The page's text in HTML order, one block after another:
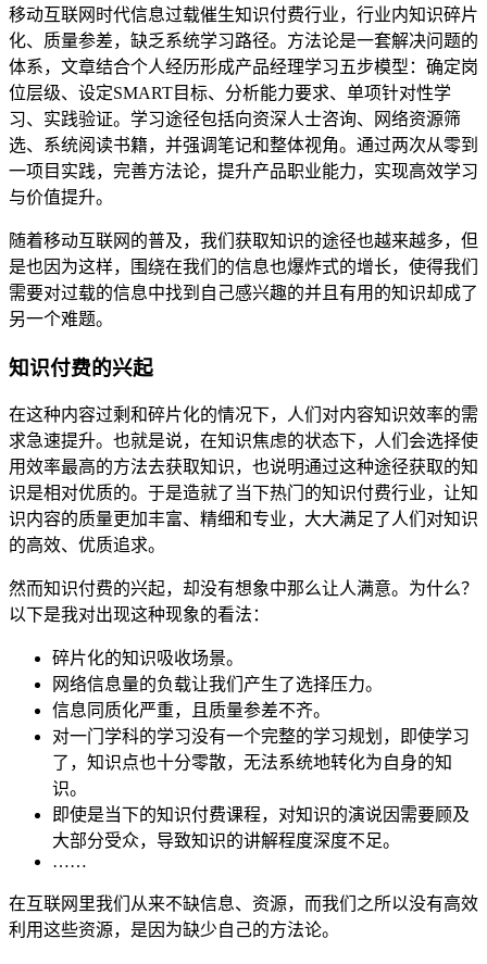
移动互联网时代信息过载催生知识付费行业，行业内知识碎片
化、质量参差，缺乏系统学习路径。方法论是一套解决问题的
体系，文章结合个人经历形成产品经理学习五步模型：确定岗
位层级、设定SMART目标、分析能力要求、单项针对性学
习、实践验证。学习途径包括向资深人士咨询、网络资源筛
选、系统阅读书籍，并强调笔记和整体视角。通过两次从零到
一项目实践，完善方法论，提升产品职业能力，实现高效学习
与价值提升。
随着移动互联网的普及，我们获取知识的途径也越来越多，但
是也因为这样，围绕在我们的信息也爆炸式的增长，使得我们
需要对过载的信息中找到自己感兴趣的并且有用的知识却成了
另一个难题。
知识付费的兴起
在这种内容过剩和碎片化的情况下，人们对内容知识效率的需
求急速提升。也就是说，在知识焦虑的状态下，人们会选择使
用效率最高的方法去获取知识，也说明通过这种途径获取的知
识是相对优质的。于是造就了当下热门的知识付费行业，让知
识内容的质量更加丰富、精细和专业，大大满足了人们对知识
的高效、优质追求。
然而知识付费的兴起，却没有想象中那么让人满意。为什么？
以下是我对出现这种现象的看法：
碎片化的知识吸收场景。
网络信息量的负载让我们产生了选择压力。
信息同质化严重，且质量参差不齐。
对一门学科的学习没有一个完整的学习规划，即使学习
了，知识点也十分零散，无法系统地转化为自身的知
识。
即使是当下的知识付费课程，对知识的演说因需要顾及
大部分受众，导致知识的讲解程度深度不足。
……
在互联网里我们从来不缺信息、资源，而我们之所以没有高效
利用这些资源，是因为缺少自己的方法论。